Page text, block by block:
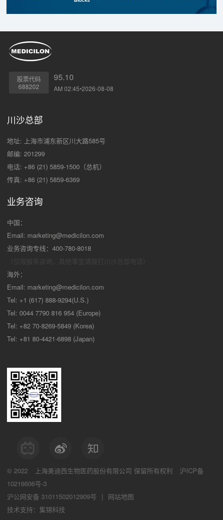
股票代码
688202
95.10
AM 02:45•2026-08-08
川沙总部
地址: 上海市浦东新区川大路585号
邮编: 201299
电话: +86 (21) 5859-1500（总机）
传真: +86 (21) 5859-6369
业务咨询
中国：
Email: marketing@medicilon.com
业务咨询专线：400-780-8018
海外：
Email: marketing@medicilon.com
Tel: +1 (617) 888-9294(U.S.)
Tel: 0044 7790 816 954 (Europe)
Tel: +82 70-8269-5849 (Korea)
Tel: +81 80-4421-6898 (Japan)
© 2022 上海美迪西生物医药股份有限公司 保留所有权利
沪ICP备
10216606号-3
沪公网安备 31011502012909号
|
网站地图
技术支持：集锦科技